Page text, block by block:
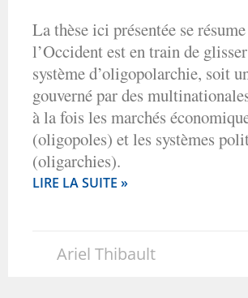
La thèse ici présentée se
l’Occident est en train de
système d’oligopolarchie, soit
gouverné par des
à la fois les marchés
(oligopoles) et les systèmes
(oligarchies).
LIRE LA SUITE »
Ariel Thibault